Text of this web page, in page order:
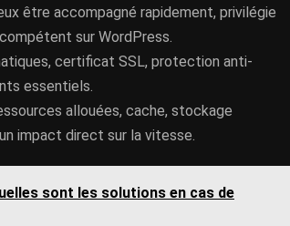
être accompagné rapidement, privilégie
sur WordPress.
certificat SSL, protection anti-
essentiels.
allouées, cache, stockage
impact direct sur la vitesse.
sont les solutions en cas de